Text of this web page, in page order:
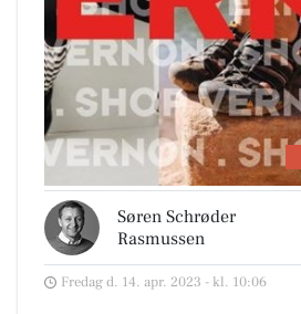
Søren Schrøder
Rasmussen
Fredag d. 14. apr. 2023 - kl. 10:06